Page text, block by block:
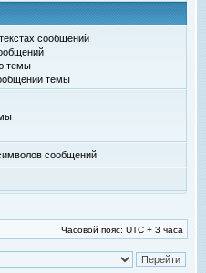
сообщений
темы
темы
сообщений
Часовой пояс: UTC + 3 часа